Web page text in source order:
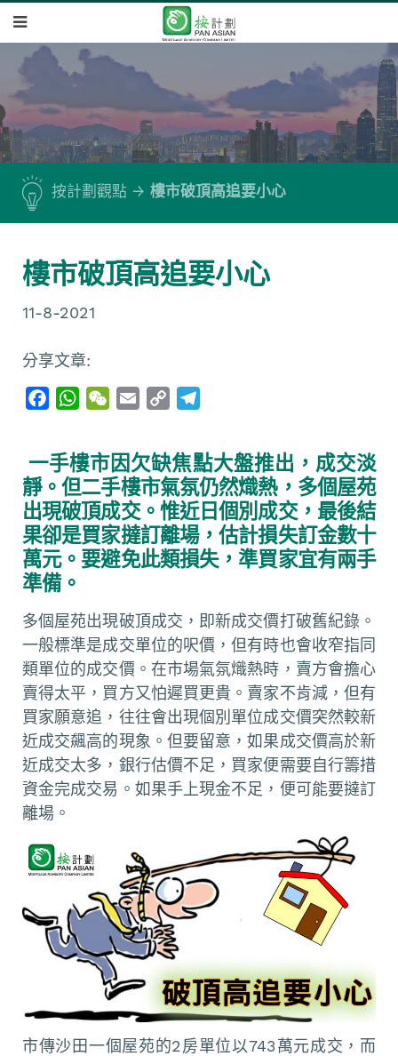
按計劃觀點 樓市破頂高追要小心
樓市破頂高追要小心
11-8-2021
分享文章:
e
b
o
o
k
W
t
s
A
p
p
W
h
a
t
i
l
y
L
i
n
k
e
g
r
a
m
一手樓市因欠缺焦點大盤推出，成交淡
靜。但二手樓市氣氛仍然熾熱，多個屋苑
出現破頂成交。惟近日個別成交，最後結
果卻是買家撻訂離場，估計損失訂金數十
萬元。要避免此類損失，準買家宜有兩手
準備。
多個屋苑出現破頂成交，即新成交價打破舊紀錄。
一般標準是成交單位的呎價，但有時也會收窄指同
類單位的成交價。在市場氣氛熾熱時，賣方會擔心
賣得太平，買方又怕遲買更貴。賣家不肯減，但有
買家願意追，往往會出現個別單位成交價突然較新
近成交飆高的現象。但要留意，如果成交價高於新
近成交太多，銀行估價不足，買家便需要自行籌措
資金完成交易。如果手上現金不足，便可能要撻訂
離場。
市傳沙田一個屋苑的2房單位以743萬元成交，而